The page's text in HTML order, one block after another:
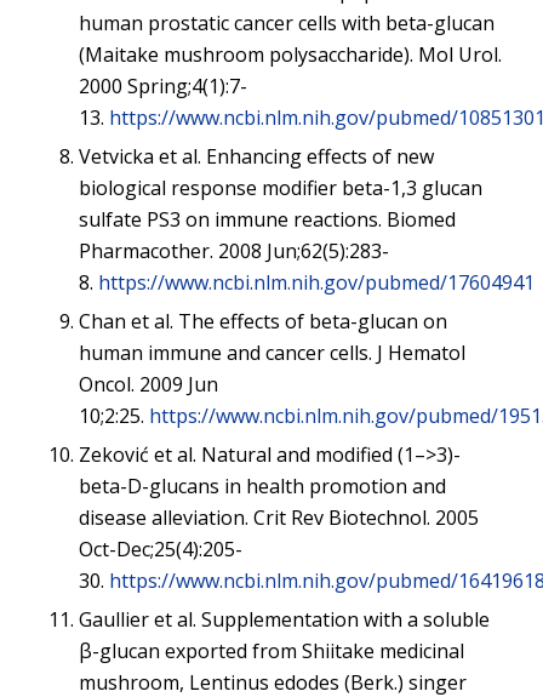
human prostatic cancer cells with beta-glucan
(Maitake mushroom polysaccharide). Mol Urol.
2000 Spring;4(1):7-
13. https://www.ncbi.nlm.nih.gov/pubmed/
Vetvicka et al. Enhancing effects of new
biological response modifier beta-1,3 glucan
sulfate PS3 on immune reactions. Biomed
Pharmacother. 2008 Jun;62(5):283-
8. https://www.ncbi.nlm.nih.gov/pubmed/17604941
Chan et al. The effects of beta-glucan on
human immune and cancer cells. J Hematol
Oncol. 2009 Jun
10;2:25. https://www.ncbi.nlm.nih.gov/pubmed/
Zeković et al. Natural and modified (1–>3)-
beta-D-glucans in health promotion and
disease alleviation. Crit Rev Biotechnol. 2005
Oct-Dec;25(4):205-
30. https://www.ncbi.nlm.nih.gov/pubmed/
Gaullier et al. Supplementation with a soluble
β-glucan exported from Shiitake medicinal
mushroom, Lentinus edodes (Berk.) singer